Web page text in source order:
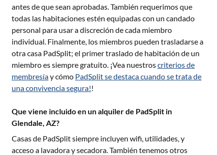
antes de que sean aprobadas. También requerimos que
todas las habitaciones estén equipadas con un candado
personal para usar a discreción de cada miembro
individual. Finalmente, los miembros pueden trasladarse a
otra casa PadSplit; el primer traslado de habitación de un
miembro es siempre gratuito. ¡Vea nuestroscriterios de
membresíay cómo PadSplit se destaca cuando se trata de
una convivencia segura!!
Que viene incluido en un alquiler de PadSplit in
Glendale, AZ?
Casas de PadSplit siempre incluyen wifi, utilidades, y
acceso a lavadora y secadora. También tenemos otros